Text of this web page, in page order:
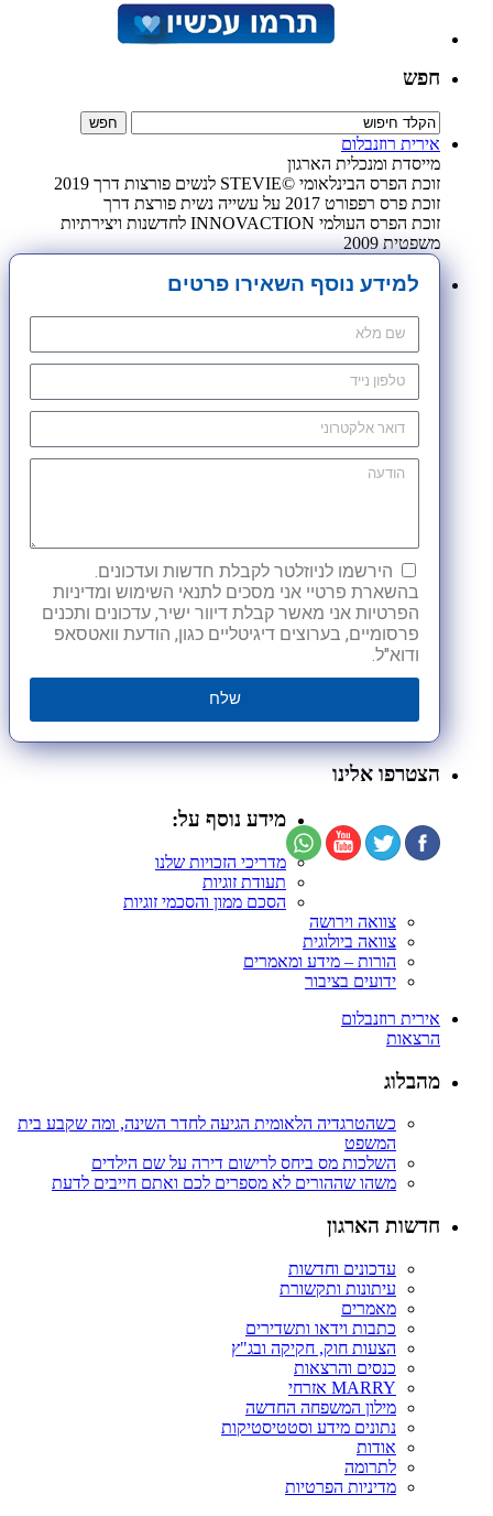
חפש
אירית רוזנבלום
מייסדת ומנכלית הארגון
זוכת הפרס הבינלאומי ©STEVIE לנשים פורצות דרך 2019
זוכת פרס רפפורט 2017 על עשייה נשית פורצת דרך
זוכת הפרס העולמי INNOVACTION לחדשנות ויצירתיות
משפטית 2009
למידע נוסף השאירו פרטים
הירשמו לניוזלטר לקבלת חדשות ועדכונים.
בהשארת פרטיי אני מסכים לתנאי השימוש ומדיניות
הפרטיות אני מאשר קבלת דיוור ישיר, עדכונים ותכנים
פרסומיים, בערוצים דיגיטליים כגון, הודעת וואטסאפ
ודוא"ל.
שלח
הצטרפו אלינו
מידע נוסף על:
מדריכי הזכויות שלנו
תעודת זוגיות
הסכם ממון והסכמי זוגיות
צוואה וירושה
צוואה ביולוגית
הורות – מידע ומאמרים
ידועים בציבור
אירית רוזנבלום
הרצאות
מהבלוג
כשהטרגדיה הלאומית הגיעה לחדר השינה, ומה שקבע בית
המשפט
השלכות מס ביחס לרישום דירה על שם הילדים
משהו שההורים לא מספרים לכם ואתם חייבים לדעת
חדשות הארגון
עדכונים וחדשות
עיתונות ותקשורת
מאמרים
כתבות וידאו ותשדירים
הצעות חוק, חקיקה ובג"ץ
כנסים והרצאות
MARRY אזרחי
מילון המשפחה החדשה
נתונים מידע וסטטיסטיקות
אודות
לתרומה
מדיניות הפרטיות